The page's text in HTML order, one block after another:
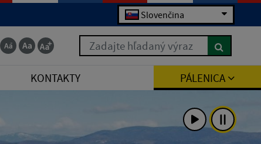
Slovenčina
Zadajte hľadaný výraz
KONTAKTY PÁLENICA